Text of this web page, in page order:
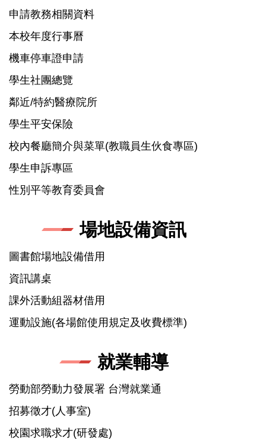
申請教務相關資料
本校年度行事曆
機車停車證申請
學生社團總覽
鄰近/特約醫療院所
學生平安保險
校內餐廳簡介與菜單(教職員生伙食專區)
學生申訴專區
性別平等教育委員會
場地設備資訊
圖書館場地設備借用
資訊講桌
課外活動組器材借用
運動設施(各場館使用規定及收費標準)
就業輔導
勞動部勞動力發展署 台灣就業通
招募徵才(人事室)
校園求職求才(研發處)